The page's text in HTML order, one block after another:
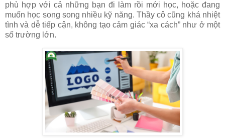
phù hợp với cả những bạn đi làm rồi mới học, hoặc đang
muốn học song song nhiều kỹ năng. Thầy cô cũng khá nhiệt
tình và dễ tiếp cận, không tạo cảm giác “xa cách” như ở một
số trường lớn.